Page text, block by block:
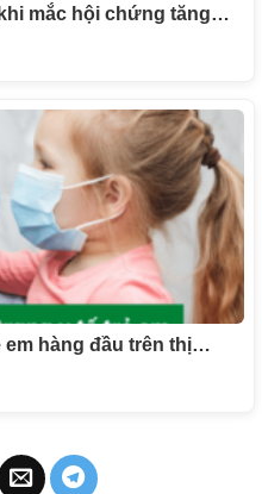
mắc hội chứng tăng…
em hàng đầu trên thị…